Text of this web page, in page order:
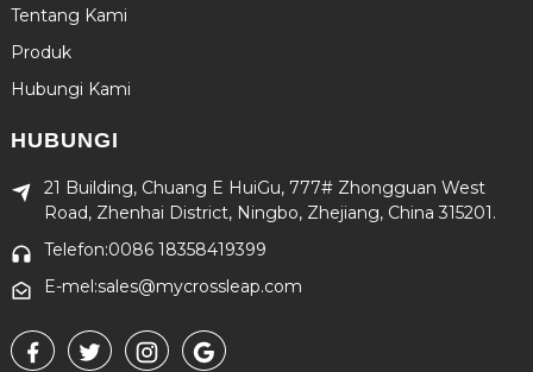
Tentang Kami
Produk
Hubungi Kami
HUBUNGI
21 Building, Chuang E HuiGu, 777# Zhongguan West
Road, Zhenhai District, Ningbo, Zhejiang, China 315201.
Telefon:0086 18358419399
E-mel:sales@mycrossleap.com